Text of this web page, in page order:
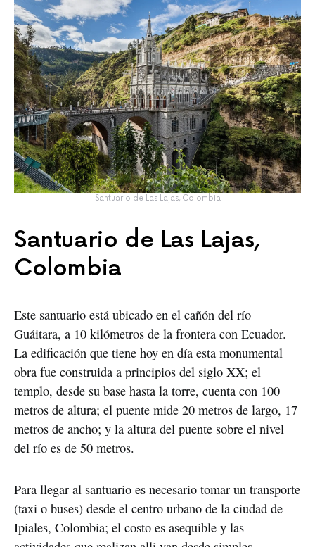
Santuario de Las Lajas, Colombia
Santuario de Las Lajas,
Colombia
Este santuario está ubicado en el cañón del río
Guáitara, a 10 kilómetros de la frontera con Ecuador.
La edificación que tiene hoy en día esta monumental
obra fue construida a principios del siglo XX; el
templo, desde su base hasta la torre, cuenta con 100
metros de altura; el puente mide 20 metros de largo, 17
metros de ancho; y la altura del puente sobre el nivel
del río es de 50 metros.
Para llegar al santuario es necesario tomar un transporte
(taxi o buses) desde el centro urbano de la ciudad de
Ipiales, Colombia; el costo es asequible y las